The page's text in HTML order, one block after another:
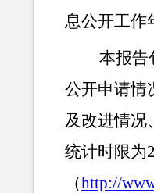
息公开工作
本报告包
公开申请情
及改进情况
统计时限为
（http://